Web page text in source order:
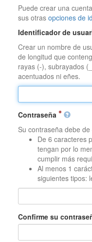
Puede crear una
sus otrasopciones de
Identificador de
Crear un nombre de
de longitud que
rayas (-), subrayados
acentuados ni eñes.
Contraseña
Su contraseña debe
De 6 caracteres
tengan por lo
cumplir más
Al menos 1
siguientes tipos:
Confirme su